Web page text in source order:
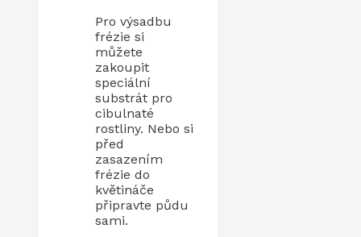
Pro výsadbu
frézie si
můžete
zakoupit
speciální
substrát pro
cibulnaté
rostliny. Nebo si
před
zasazením
frézie do
květináče
připravte půdu
sami.